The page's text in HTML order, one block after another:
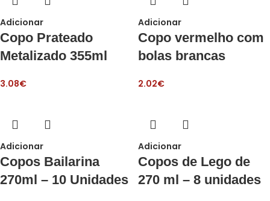
Adicionar
Copo Prateado
Metalizado 355ml
3.08€
Adicionar
Copo vermelho com
bolas brancas
2.02€
Adicionar
Copos Bailarina
270ml – 10 Unidades
Adicionar
Copos de Lego de
270 ml – 8 unidades